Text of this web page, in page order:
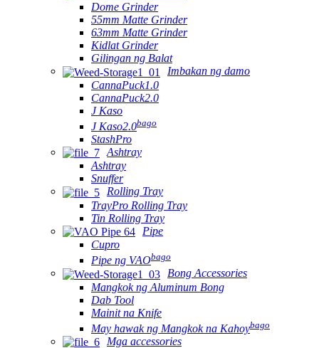
Dome Grinder
55mm Matte Grinder
63mm Matte Grinder
Kidlat Grinder
Gilingan ng Balat
Imbakan ng damo
CannaPuck1.0
CannaPuck2.0
J Kaso
J Kaso2.0bago
StashPro
Ashtray
Ashtray
Snuffer
Rolling Tray
TrayPro Rolling Tray
Tin Rolling Tray
Pipe
Cupro
Pipe ng VAObago
Bong Accessories
Mangkok ng Aluminum Bong
Dab Tool
Mainit na Knife
May hawak ng Mangkok na Kahoybago
Mga accessories